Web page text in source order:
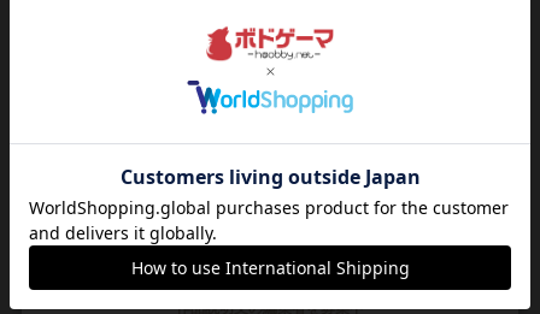
バルスの商人
作品説明文の編集者を募集中